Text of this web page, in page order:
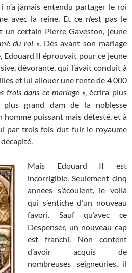
n’a jamais entendu partager le roi
avec la reine. Et ce n’est pas le
un certain Pierre Gaveston, jeune
du roi». Dès avant son mariage
Edouard II éprouvait pour ce jeune
dévorante, qui l’avait conduit à
et lui allouer une rente de 4 000
trois dans ce mariage », écrira plus
grand dam de la noblesse
homme puissant mais détesté, et à
par trois fois dut fuir le royaume
Mais Edouard II est
incorrigible. Seulement cinq
années s’écoulent, le voilà
qui s’entiche d’un nouveau
favori. Sauf qu’avec ce
Despenser, un nouveau cap
est franchi. Non content
d’avoir acquis de
nombreuses seigneuries, il